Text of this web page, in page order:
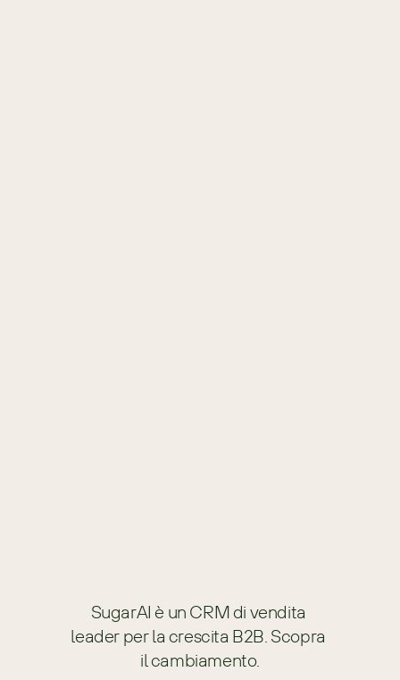
SugarAI è un CRM di vendita
leader per la crescita B2B. Scopra
il cambiamento.